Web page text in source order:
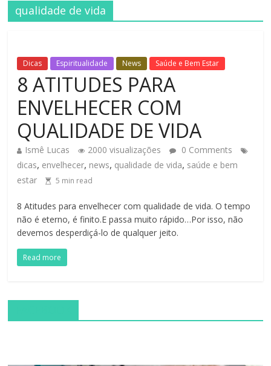
qualidade de vida
Dicas Espiritualidade News Saúde e Bem Estar
8 ATITUDES PARA
ENVELHECER COM
QUALIDADE DE VIDA
Ismê Lucas 2000 visualizações
0 Comments
dicas, envelhecer, news, qualidade de vida, saúde e bem
estar
5 min read
8 Atitudes para envelhecer com qualidade de vida. O tempo
não é eterno, é finito.E passa muito rápido…Por isso, não
devemos desperdiçá-lo de qualquer jeito.
Read more